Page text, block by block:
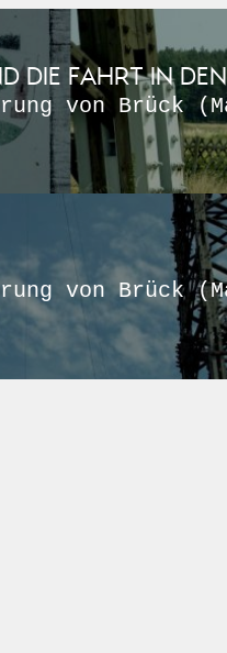
DIE FAHRT IN
von Brück
von Brück